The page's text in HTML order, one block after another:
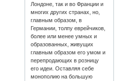
Лондоне, так и во Франции и
многих других странах, но,
главным образом, в
Германии, толпу еврейчиков,
более или менее умных и
образованных, живущих
главным образом его умом и
перепродающих в розницу
его идеи. Оставляя себе
монополию на большую